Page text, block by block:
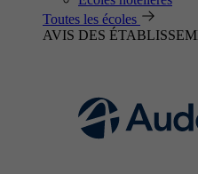
Toutes les écoles
AVIS DES